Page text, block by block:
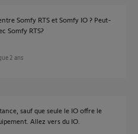
Somfy RTS et Somfy IO ? Peut-
Somfy RTS?
2 ans
sauf que seule le IO offre le
Allez vers du IO.